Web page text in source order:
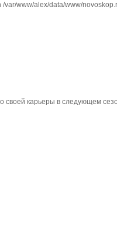
www/alex/data/www/
своей карьеры в следующем